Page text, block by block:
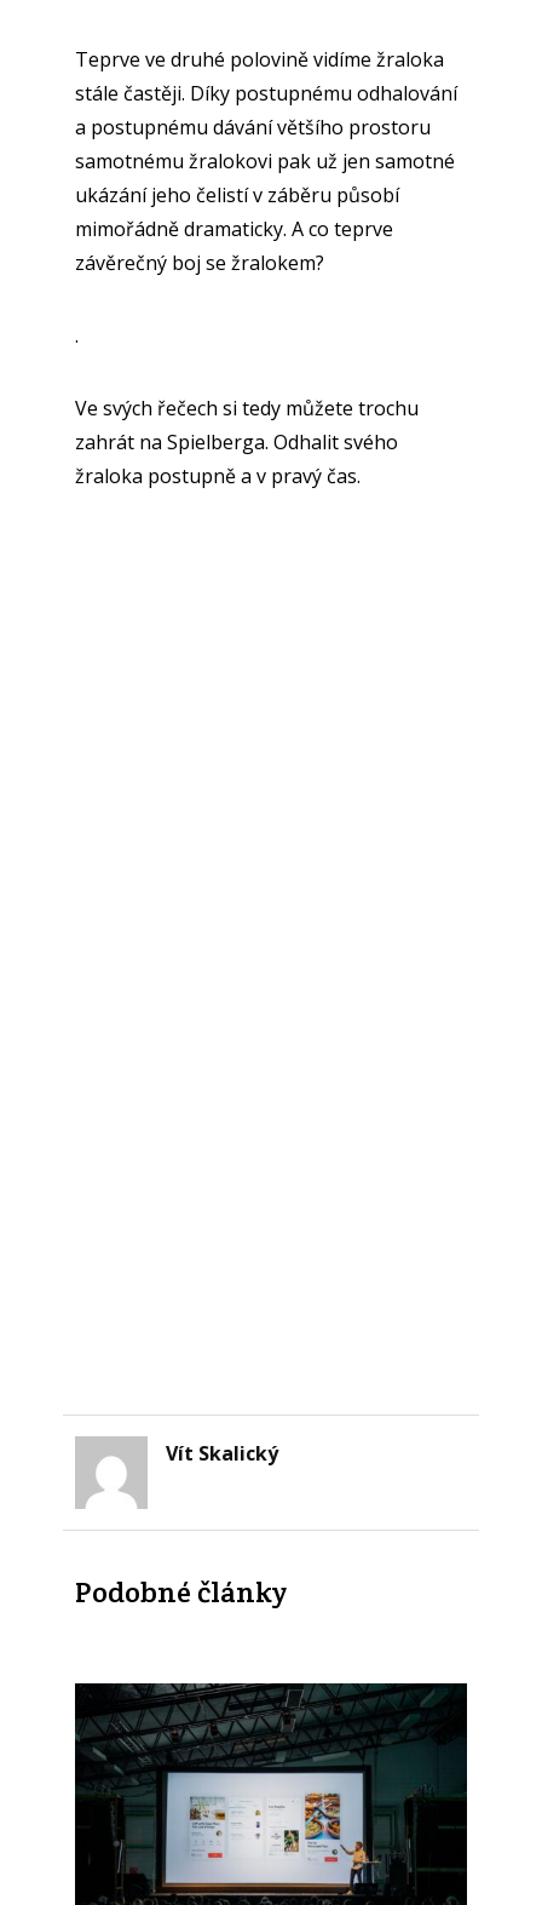
Teprve ve druhé polovině vidíme žraloka
stále častěji. Díky postupnému odhalování
a postupnému dávání většího prostoru
samotnému žralokovi pak už jen samotné
ukázání jeho čelistí v záběru působí
mimořádně dramaticky. A co teprve
závěrečný boj se žralokem?
.
Ve svých řečech si tedy můžete trochu
zahrát na Spielberga. Odhalit svého
žraloka postupně a v pravý čas.
Vít Skalický
Podobné články